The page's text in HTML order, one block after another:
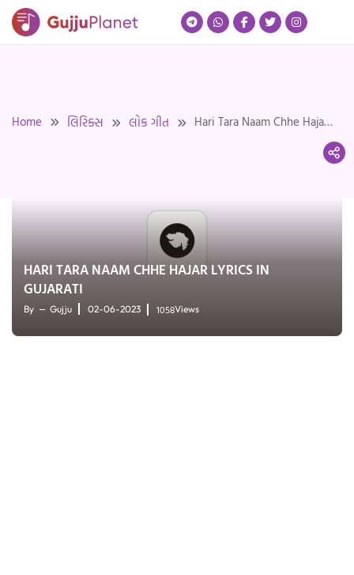
Skip
Home લિરિક્સ લોક ગીત
Hari Tara Naam Chhe Hajar
HARI TARA NAAM CHHE HAJAR LYRICS IN
GUJARATI
By Gujju 02-06-2023 1058Views